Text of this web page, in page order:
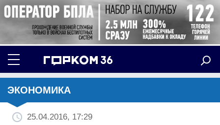
ЭКОНОМИКА
25.04.2016, 17:29